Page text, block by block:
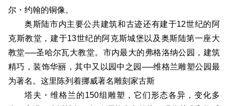
尔・约翰的铜像。
奥斯陆市内主要公共建筑和古迹还有建于12世纪的阿
克斯教堂，建于13世纪的阿克斯城堡以及奥斯陆第一座大
教堂──圣哈尔瓦大教堂。市内最大的弗格洛纳公园，建筑
精巧，装饰华丽，其中又以园中之园──维格兰雕塑公园最
为著名。这里陈列着挪威著名雕刻家古斯
塔夫・维格兰的150组雕塑，它们形态各异，变化多